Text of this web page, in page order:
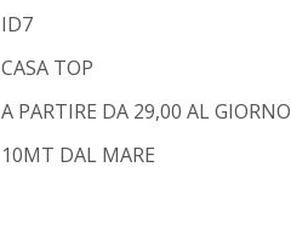
ID7
CASA TOP
A PARTIRE DA 29,00 AL GIORNO
10MT DAL MARE